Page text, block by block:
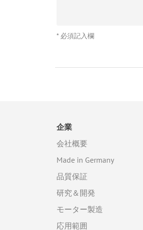
* 必須記入欄
企業
会社概要
Made in Germany
品質保証
研究＆開発
モーター製造
応用範囲